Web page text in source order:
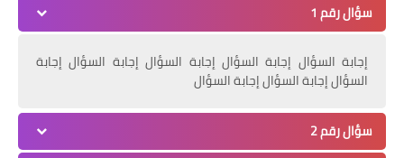
سؤال رقم 1
إجابة السؤال إجابة السؤال إجابة السؤال إجابة السؤال إجابة
السؤال إجابة السؤال إجابة السؤال
سؤال رقم 2